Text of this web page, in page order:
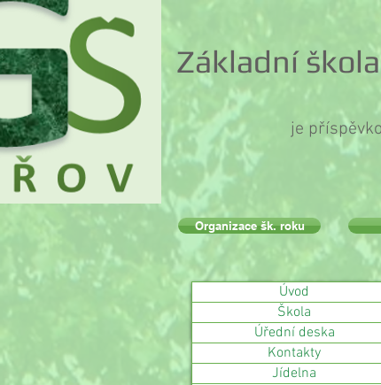
Základní
je
Organizace šk. roku
Úvod
Škola
Úřední deska
Kontakty
Jídelna